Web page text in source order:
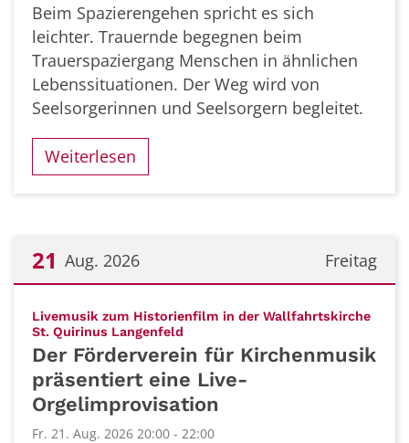
Beim Spazierengehen spricht es sich
leichter. Trauernde begegnen beim
Trauerspaziergang Menschen in ähnlichen
Lebenssituationen. Der Weg wird von
Seelsorgerinnen und Seelsorgern begleitet.
Weiterlesen
Freitag
21 Aug. 2026
Livemusik zum Historienfilm in der Wallfahrtskirche
St. Quirinus Langenfeld
Der Förderverein für Kirchenmusik
präsentiert eine Live-
Orgelimprovisation
Fr. 21. Aug. 2026 20:00 - 22:00